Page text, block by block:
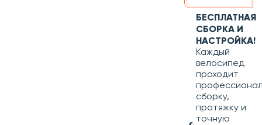
БЕСПЛАТНАЯ
СБОРКА И
НАСТРОЙКА!
Каждый
велосипед
проходит
сборку,
протяжку и
точную